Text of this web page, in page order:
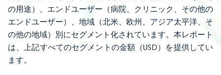
の用途）、エンドユーザー（病院、クリニック、その他の
エンドユーザー）、地域（北米、欧州、アジア太平洋、そ
の他の地域）別にセグメント化されています。本レポート
は、上記すべてのセグメントの金額（USD）を提供してい
ます。